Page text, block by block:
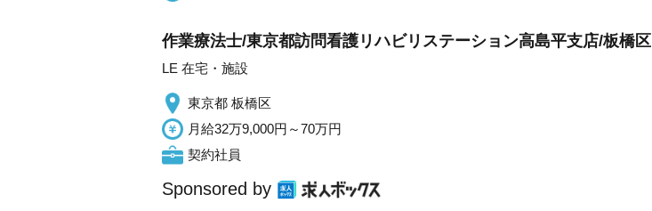
作業療法士/東京都訪問看護リハビリステーション高島平支店/板橋区
LE 在宅・施設
東京都 板橋区
月給32万9,000円～70万円
契約社員
Sponsored by